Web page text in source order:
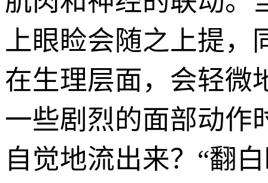
上眼睑会随之上提，
在生理层面，会轻微
一些剧烈的面部动作
自觉地流出来？“翻